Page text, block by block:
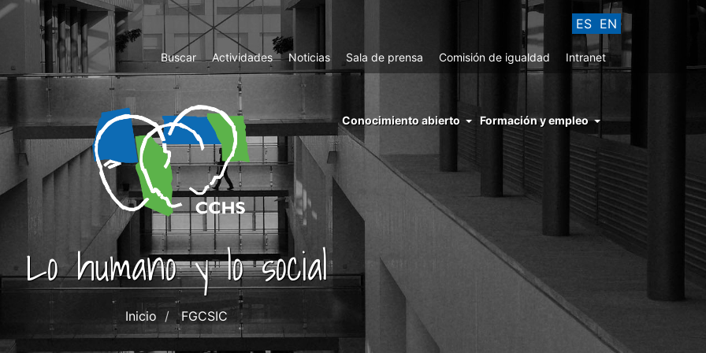
ES EN
Top
Menu
Buscar Actividades Noticias Sala de prensa Comisión de igualdad Intranet
menu
right
cchs
conocimiento
abierto
Conocimiento abierto Formación y empleo
Lo humano y lo social
Inicio FGCSIC